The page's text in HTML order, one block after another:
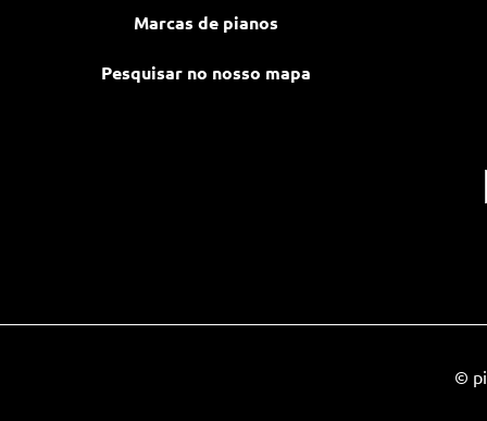
Marcas de pianos
Pesquisar no nosso mapa
©